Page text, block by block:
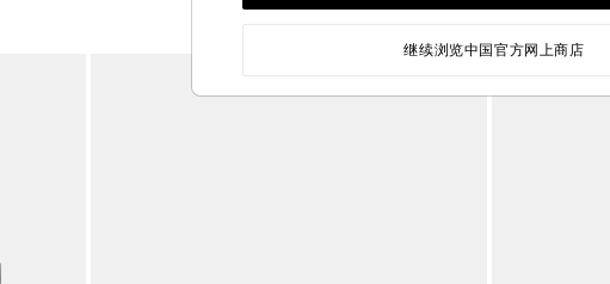
继续浏览中国官方网上商店